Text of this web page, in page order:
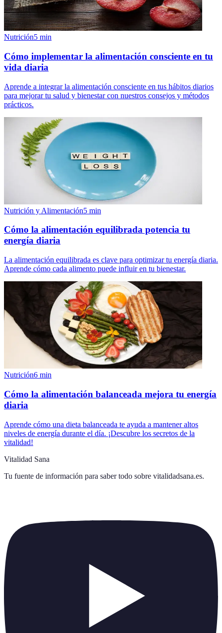
Nutrición5 min
Cómo implementar la alimentación consciente en tu
vida diaria
Aprende a integrar la alimentación consciente en tus hábitos diarios
para mejorar tu salud y bienestar con nuestros consejos y métodos
prácticos.
Nutrición y Alimentación5 min
Cómo la alimentación equilibrada potencia tu
energía diaria
La alimentación equilibrada es clave para optimizar tu energía diaria.
Aprende cómo cada alimento puede influir en tu bienestar.
Nutrición6 min
Cómo la alimentación balanceada mejora tu energía
diaria
Aprende cómo una dieta balanceada te ayuda a mantener altos
niveles de energía durante el día. ¡Descubre los secretos de la
vitalidad!
Vitalidad Sana
Tu fuente de información para saber todo sobre vitalidadsana.es.